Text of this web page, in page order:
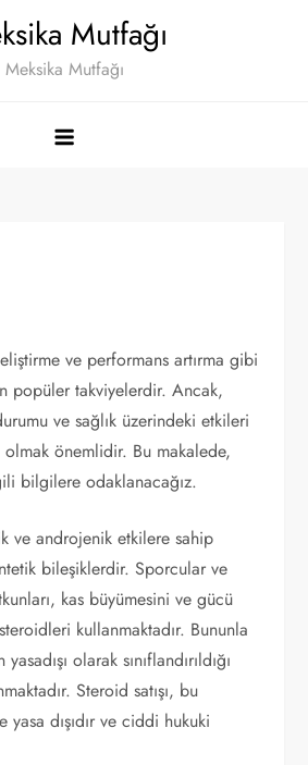
Mutfağı
Meksika Mutfağı
ve performans artırma gibi
popüler takviyelerdir. Ancak,
ve sağlık üzerindeki etkileri
önemlidir. Bu makalede,
bilgilere odaklanacağız.
ve androjenik etkilere sahip
bileşiklerdir. Sporcular ve
kas büyümesini ve gücü
kullanmaktadır. Bununla
olarak sınıflandırıldığı
Steroid satışı, bu
dışıdır ve ciddi hukuki